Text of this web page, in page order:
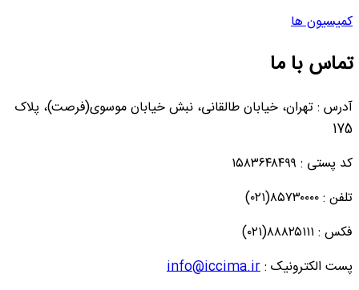
کمیسیون ها
تماس با ما
آدرس : تهران، خیابان طالقانی، نبش خیابان موسوی(فرصت)، پلاک
175
کد پستی : ۱۵۸۳۶۴۸۴۹۹
تلفن : ۸۵۷۳۰۰۰۰(۰۲۱)
فکس : ۸۸۸۲۵۱۱۱(۰۲۱)
پست الکترونیک :info@iccima.ir